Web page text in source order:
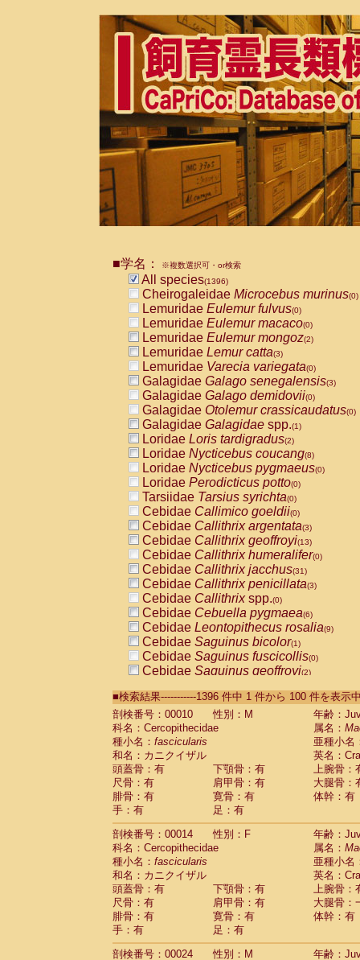
■学名： ※複数選択可・or検索
All species(1396)
Cheirogaleidae Microcebus murinus(0)
Lemuridae Eulemur fulvus(0)
Lemuridae Eulemur macaco(0)
Lemuridae Eulemur mongoz(2)
Lemuridae Lemur catta(3)
Lemuridae Varecia variegata(0)
Galagidae Galago senegalensis(3)
Galagidae Galago demidovii(0)
Galagidae Otolemur crassicaudatus(0)
Galagidae Galagidae spp.(1)
Loridae Loris tardigradus(2)
Loridae Nycticebus coucang(8)
Loridae Nycticebus pygmaeus(0)
Loridae Perodicticus potto(0)
Tarsiidae Tarsius syrichta(0)
Cebidae Callimico goeldii(0)
Cebidae Callithrix argentata(3)
Cebidae Callithrix geoffroyi(13)
Cebidae Callithrix humeralifer(0)
Cebidae Callithrix jacchus(31)
Cebidae Callithrix penicillata(3)
Cebidae Callithrixspp.(0)
Cebidae Cebuella pygmaea(6)
Cebidae Leontopithecus rosalia(9)
Cebidae Saguinus bicolor(1)
Cebidae Saguinus fuscicollis(0)
Cebidae Saguinus geoffroyi(2)
CebidaeSaguinus labiatus(0)
Cebidae Saguinus leucopus (6)
CebidaeSaguinus midas
CebidaeSaguinus mystax
CebidaeSaguinus nigricollis (34)
Cebidae Saguinus oedipus
Cebidae Saguinus weddelli
Cebidae Saguinusspp.
Cebidae Aotus trivirgatus
Cebidae Cebus albifrons
CebidaeCebus apella
CebidaeCebus capucinus
CebidaeCebus nigrivittatus
Cebidae Cebusspp.(0)
Cebidae Saimiri boliviensis
Cebidae Saimiri sciureus
Atelidae Alouatta caraya
AtelidaeAlouatta fusca
■検索結果-----------1396 件中 1 件から 100 件を表示
剖検番号：00010
性別：M
年齢：
科名：Cercopithecidae
属名：
種小名： fascicularis
亜種小名
和名：カニクイザル
英名：
頭蓋骨：有
下顎骨：有
上腕骨：
尺骨：有
肩甲骨：有
大腿骨：
腓骨：有
寛骨：有
体幹：有
手：有
足：有
剖検番号：00014
性別：F
年齢：
科名：Cercopithecidae
属名：
種小名： fascicularis
亜種小名
和名：カニクイザル
英名：
頭蓋骨：有
下顎骨：有
上腕骨：
尺骨：有
肩甲骨：有
大腿骨：
腓骨：有
寛骨：有
体幹：有
手：有
足：有
剖検番号：00024
性別：M
年齢：